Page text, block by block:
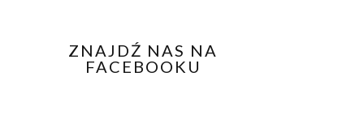
ZNAJDŹ NAS NA
FACEBOOKU